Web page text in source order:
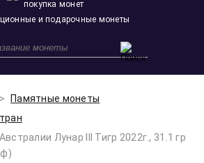
и подарочные монеты
Памятные монеты
Лунар III Тигр 2022г., 31.1 гр